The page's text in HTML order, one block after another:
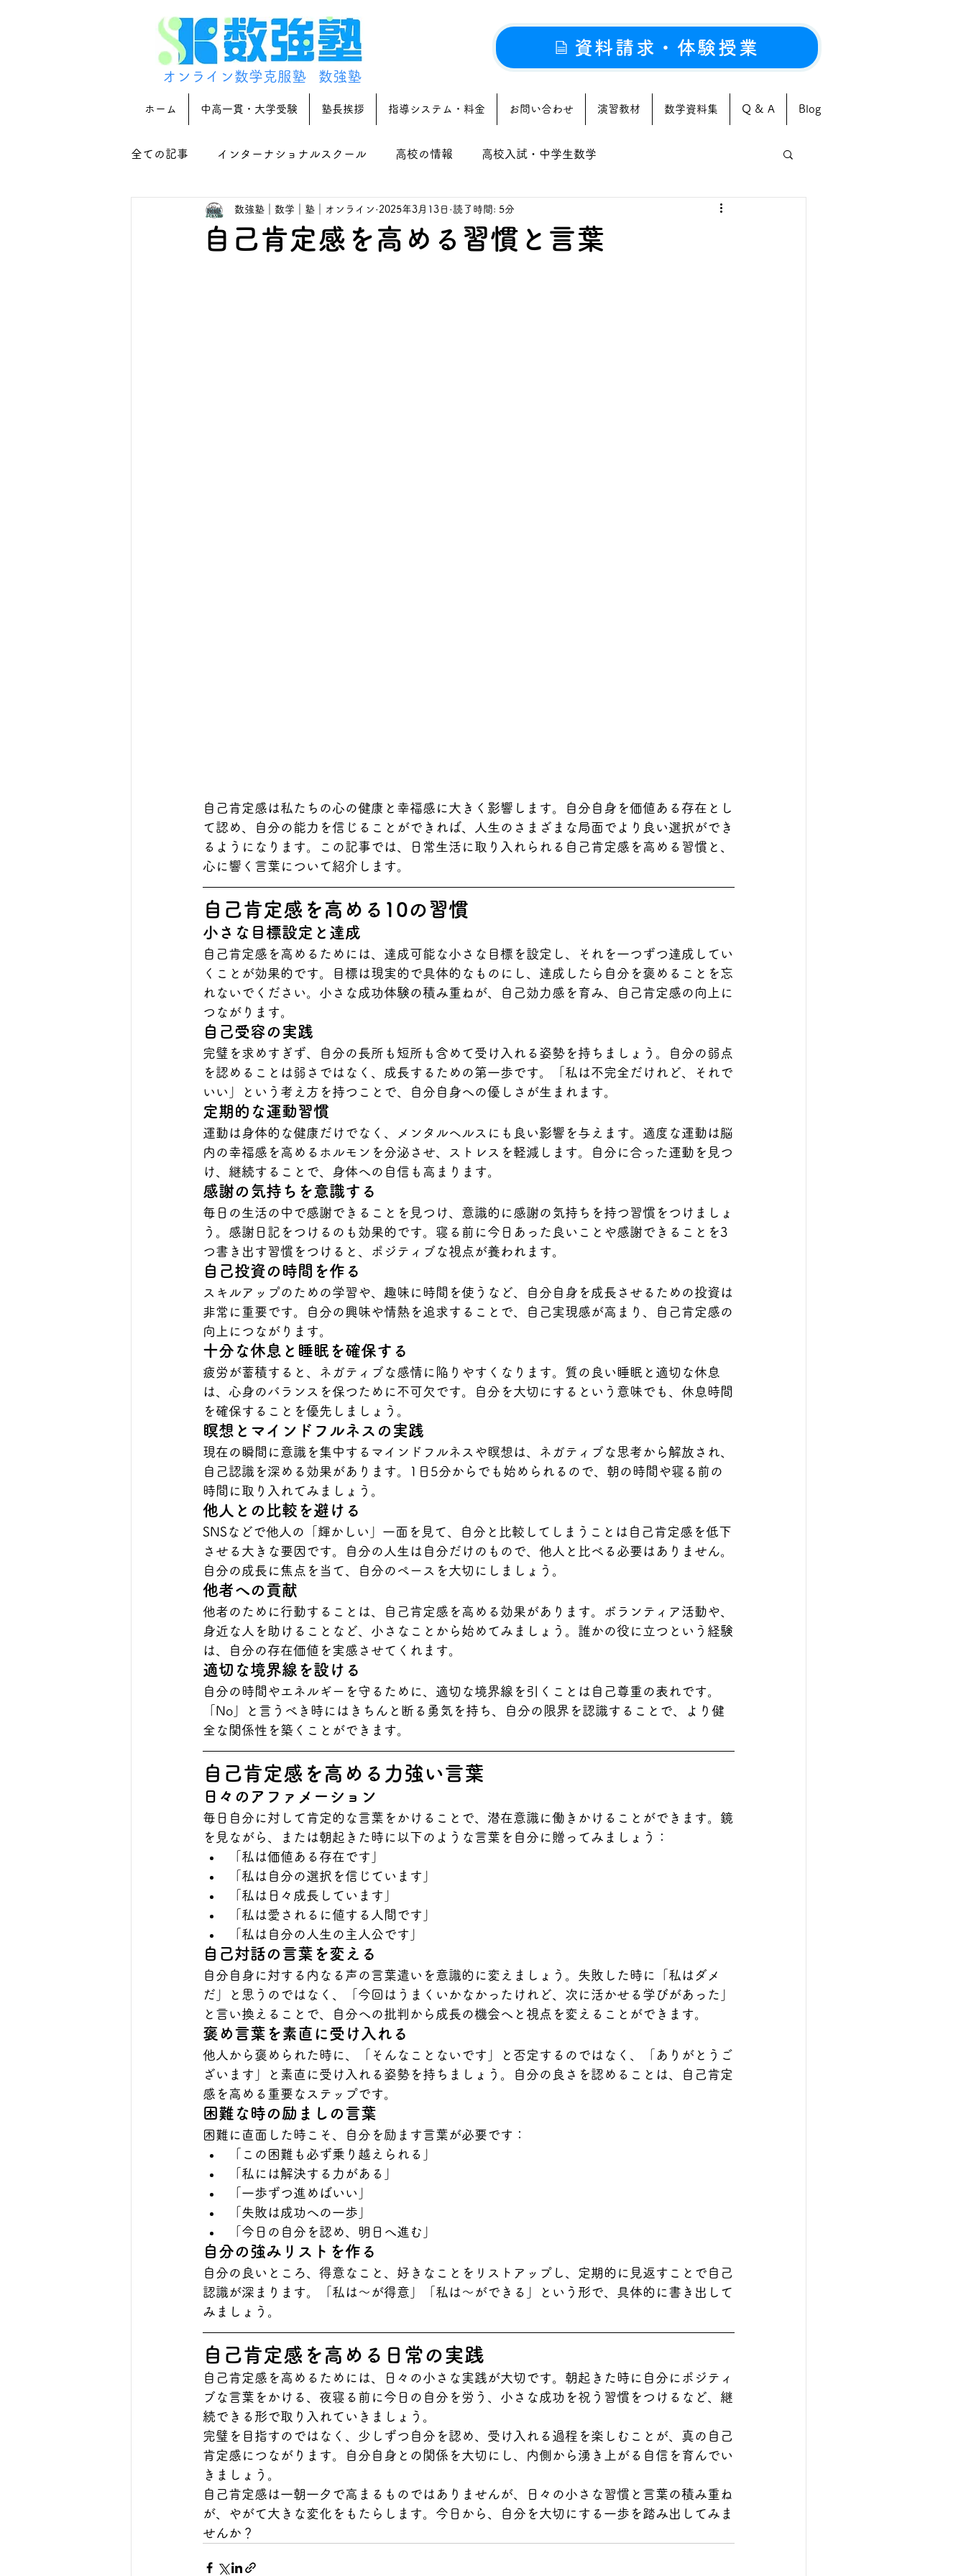
オンライン数学克服塾 数強塾
資料請求・体験授業
ホーム 中高一貫・大学受験 塾長挨拶 指導システム・料金 お問い合わせ 演習教材 数学資料集 Q & A Blog
全ての記事 インターナショナルスクール 高校の情報 高校入試・中学生数学
自己肯定感を高める習慣と言葉
数強塾｜数学｜塾｜オンライン 2025年3月13日 読了時間: 5分
自己肯定感は私たちの心の健康と幸福感に大きく影響します。自分自身を価値ある存在とし
て認め、自分の能力を信じることができれば、人生のさまざまな局面でより良い選択ができ
るようになります。この記事では、日常生活に取り入れられる自己肯定感を高める習慣と、
心に響く言葉について紹介します。
自己肯定感を高める10の習慣
小さな目標設定と達成
自己肯定感を高めるためには、達成可能な小さな目標を設定し、それを一つずつ達成してい
くことが効果的です。目標は現実的で具体的なものにし、達成したら自分を褒めることを忘
れないでください。小さな成功体験の積み重ねが、自己効力感を育み、自己肯定感の向上に
つながります。
自己受容の実践
完璧を求めすぎず、自分の長所も短所も含めて受け入れる姿勢を持ちましょう。自分の弱点
を認めることは弱さではなく、成長するための第一歩です。「私は不完全だけれど、それで
いい」という考え方を持つことで、自分自身への優しさが生まれます。
定期的な運動習慣
運動は身体的な健康だけでなく、メンタルヘルスにも良い影響を与えます。適度な運動は脳
内の幸福感を高めるホルモンを分泌させ、ストレスを軽減します。自分に合った運動を見つ
け、継続することで、身体への自信も高まります。
感謝の気持ちを意識する
毎日の生活の中で感謝できることを見つけ、意識的に感謝の気持ちを持つ習慣をつけましょ
う。感謝日記をつけるのも効果的です。寝る前に今日あった良いことや感謝できることを3
つ書き出す習慣をつけると、ポジティブな視点が養われます。
自己投資の時間を作る
スキルアップのための学習や、趣味に時間を使うなど、自分自身を成長させるための投資は
非常に重要です。自分の興味や情熱を追求することで、自己実現感が高まり、自己肯定感の
向上につながります。
十分な休息と睡眠を確保する
疲労が蓄積すると、ネガティブな感情に陥りやすくなります。質の良い睡眠と適切な休息
は、心身のバランスを保つために不可欠です。自分を大切にするという意味でも、休息時間
を確保することを優先しましょう。
瞑想とマインドフルネスの実践
現在の瞬間に意識を集中するマインドフルネスや瞑想は、ネガティブな思考から解放され、
自己認識を深める効果があります。1日5分からでも始められるので、朝の時間や寝る前の
時間に取り入れてみましょう。
他人との比較を避ける
SNSなどで他人の「輝かしい」一面を見て、自分と比較してしまうことは自己肯定感を低下
させる大きな要因です。自分の人生は自分だけのもので、他人と比べる必要はありません。
自分の成長に焦点を当て、自分のペースを大切にしましょう。
他者への貢献
他者のために行動することは、自己肯定感を高める効果があります。ボランティア活動や、
身近な人を助けることなど、小さなことから始めてみましょう。誰かの役に立つという経験
は、自分の存在価値を実感させてくれます。
適切な境界線を設ける
自分の時間やエネルギーを守るために、適切な境界線を引くことは自己尊重の表れです。
「No」と言うべき時にはきちんと断る勇気を持ち、自分の限界を認識することで、より健
全な関係性を築くことができます。
自己肯定感を高める力強い言葉
日々のアファメーション
毎日自分に対して肯定的な言葉をかけることで、潜在意識に働きかけることができます。鏡
を見ながら、または朝起きた時に以下のような言葉を自分に贈ってみましょう：
「私は価値ある存在です」
「私は自分の選択を信じています」
「私は日々成長しています」
「私は愛されるに値する人間です」
「私は自分の人生の主人公です」
自己対話の言葉を変える
自分自身に対する内なる声の言葉遣いを意識的に変えましょう。失敗した時に「私はダメ
だ」と思うのではなく、「今回はうまくいかなかったけれど、次に活かせる学びがあった」
と言い換えることで、自分への批判から成長の機会へと視点を変えることができます。
褒め言葉を素直に受け入れる
他人から褒められた時に、「そんなことないです」と否定するのではなく、「ありがとうご
ざいます」と素直に受け入れる姿勢を持ちましょう。自分の良さを認めることは、自己肯定
感を高める重要なステップです。
困難な時の励ましの言葉
困難に直面した時こそ、自分を励ます言葉が必要です：
「この困難も必ず乗り越えられる」
「私には解決する力がある」
「一歩ずつ進めばいい」
「失敗は成功への一歩」
「今日の自分を認め、明日へ進む」
自分の強みリストを作る
自分の良いところ、得意なこと、好きなことをリストアップし、定期的に見返すことで自己
認識が深まります。「私は～が得意」「私は～ができる」という形で、具体的に書き出して
みましょう。
自己肯定感を高める日常の実践
自己肯定感を高めるためには、日々の小さな実践が大切です。朝起きた時に自分にポジティ
ブな言葉をかける、夜寝る前に今日の自分を労う、小さな成功を祝う習慣をつけるなど、継
続できる形で取り入れていきましょう。
完璧を目指すのではなく、少しずつ自分を認め、受け入れる過程を楽しむことが、真の自己
肯定感につながります。自分自身との関係を大切にし、内側から湧き上がる自信を育んでい
きましょう。
自己肯定感は一朝一夕で高まるものではありませんが、日々の小さな習慣と言葉の積み重ね
が、やがて大きな変化をもたらします。今日から、自分を大切にする一歩を踏み出してみま
せんか？